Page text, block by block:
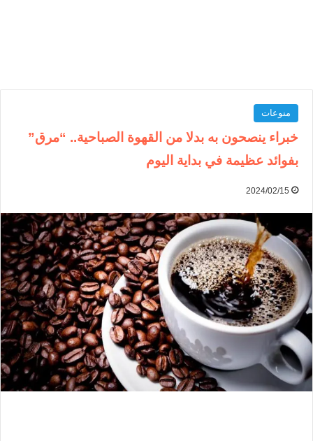
منوعات
خبراء ينصحون به بدلا من القهوة الصباحية.. “مرق”
بفوائد عظيمة في بداية اليوم
2024/02/15